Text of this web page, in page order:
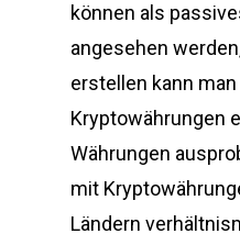
können als
angesehen
erstellen kann
Kryptowährungen
Währungen
mit
Ländern